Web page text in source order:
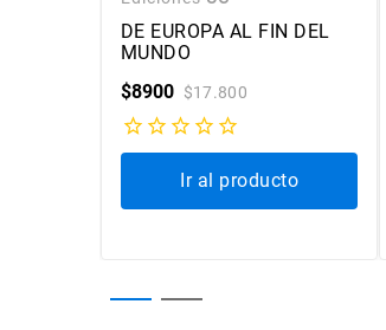
DE EUROPA AL FIN DEL
MUNDO
$8900 $17.800
Ir al producto